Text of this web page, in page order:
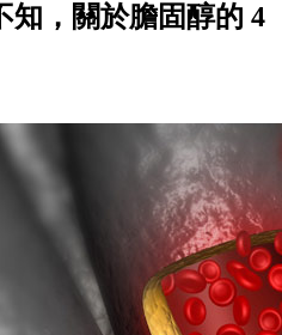
知，關於膽固醇的 4